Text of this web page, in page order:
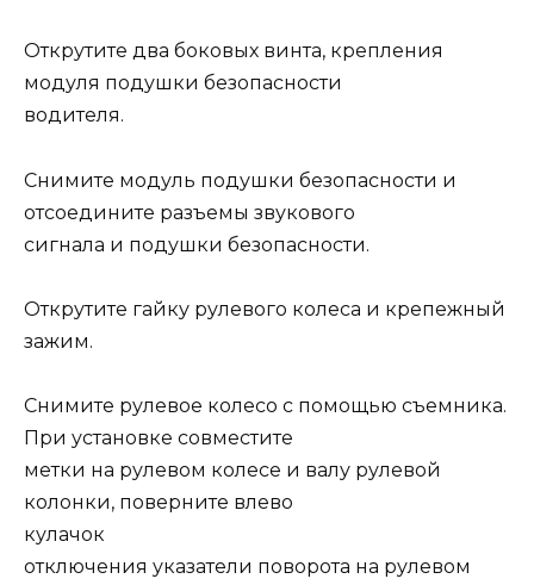
Открутите два боковых винта, крепления
модуля подушки безопасности
водителя.
Снимите модуль подушки безопасности и
отсоедините разъемы звукового
сигнала и подушки безопасности.
Открутите гайку рулевого колеса и крепежный
зажим.
Снимите рулевое колесо с помощью съемника.
При установке совместите
метки на рулевом колесе и валу рулевой
колонки, поверните влево
кулачок
отключения указатели поворота на рулевом